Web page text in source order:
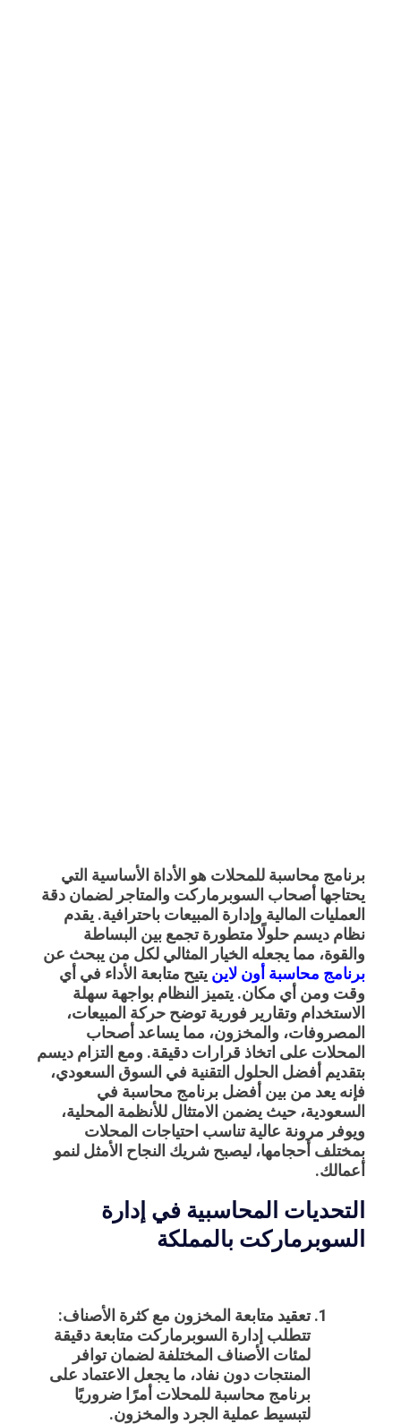
برنامج محاسبة للمحلات هو الأداة الأساسية التي
يحتاجها أصحاب السوبرماركت والمتاجر لضمان دقة
العمليات المالية وإدارة المبيعات باحترافية. يقدم
نظام ديسم حلولًا متطورة تجمع بين البساطة
والقوة، مما يجعله الخيار المثالي لكل من يبحث عن
برنامج محاسبة أون لاين يتيح متابعة الأداء في أي
وقت ومن أي مكان. يتميز النظام بواجهة سهلة
الاستخدام وتقارير فورية توضح حركة المبيعات،
المصروفات، والمخزون، مما يساعد أصحاب
المحلات على اتخاذ قرارات دقيقة. ومع التزام ديسم
بتقديم أفضل الحلول التقنية في السوق السعودي،
فإنه يعد من بين أفضل برنامج محاسبة في
السعودية، حيث يضمن الامتثال للأنظمة المحلية،
ويوفر مرونة عالية تناسب احتياجات المحلات
بمختلف أحجامها، ليصبح شريك النجاح الأمثل لنمو
أعمالك.
التحديات المحاسبية في إدارة
السوبرماركت بالمملكة
تعقيد متابعة المخزون مع كثرة الأصناف:
تتطلب إدارة السوبرماركت متابعة دقيقة
لمئات الأصناف المختلفة لضمان توافر
المنتجات دون نفاد، ما يجعل الاعتماد على
برنامج محاسبة للمحلات أمرًا ضروريًا
لتبسيط عملية الجرد والمخزون.